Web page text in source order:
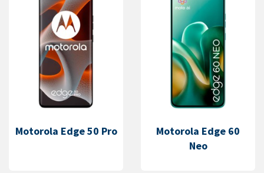
Motorola Edge 50 Pro
Motorola Edge 60
Neo